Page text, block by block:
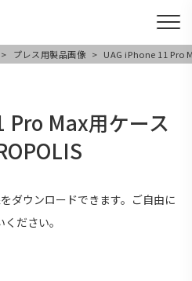
プレス用製品画像 UAG iPhone 11 Pro
Pro Max用ケース
ダウンロードできます。ご自由に
ください。